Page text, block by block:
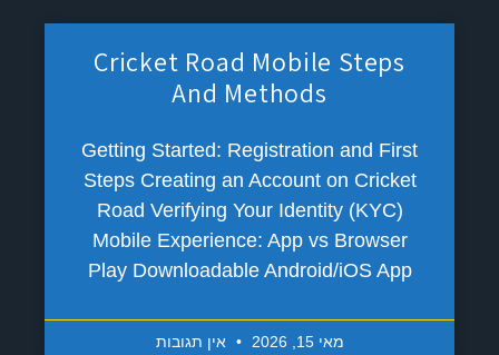
Cricket Road Mobile Steps
And Methods
Getting Started: Registration and First
Steps Creating an Account on Cricket
Road Verifying Your Identity (KYC)
Mobile Experience: App vs Browser
Play Downloadable Android/iOS App
מאי 15, 2026 אין תגובות